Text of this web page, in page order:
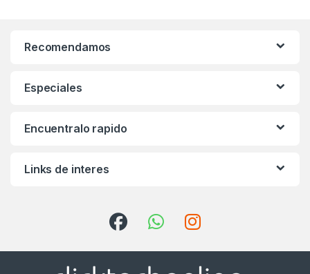
Recomendamos
Especiales
Encuentralo rapido
Links de interes